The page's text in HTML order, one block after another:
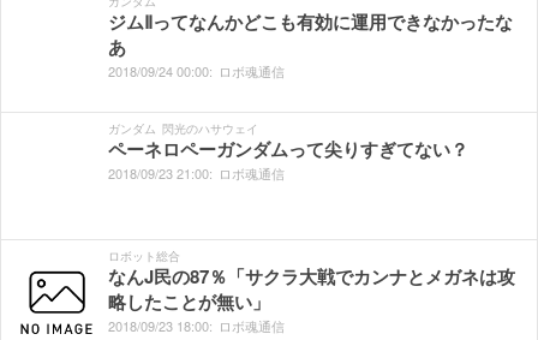
ジムⅡってなんかどこも有効に運用できなかったな
あ
2018/09/2400:00: ロボ魂通信
ガンダム 閃光のハサウェイ
ペーネロペーガンダムって尖りすぎてない？
2018/09/2321:00: ロボ魂通信
ロボット総合
なんJ民の87％「サクラ大戦でカンナとメガネは攻
略したことが無い」
2018/09/23 18:00: ロボ魂通信